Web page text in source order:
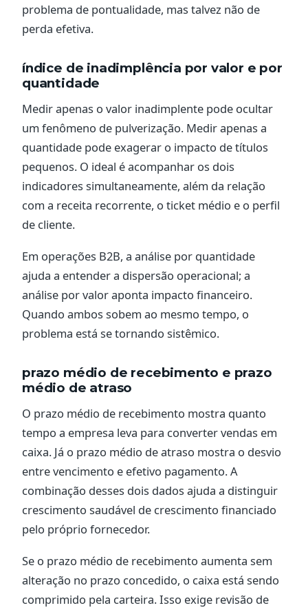
problema de pontualidade, mas talvez não de
perda efetiva.
índice de inadimplência por valor e por
quantidade
Medir apenas o valor inadimplente pode ocultar
um fenômeno de pulverização. Medir apenas a
quantidade pode exagerar o impacto de títulos
pequenos. O ideal é acompanhar os dois
indicadores simultaneamente, além da relação
com a receita recorrente, o ticket médio e o perfil
de cliente.
Em operações B2B, a análise por quantidade
ajuda a entender a dispersão operacional; a
análise por valor aponta impacto financeiro.
Quando ambos sobem ao mesmo tempo, o
problema está se tornando sistêmico.
prazo médio de recebimento e prazo
médio de atraso
O prazo médio de recebimento mostra quanto
tempo a empresa leva para converter vendas em
caixa. Já o prazo médio de atraso mostra o desvio
entre vencimento e efetivo pagamento. A
combinação desses dois dados ajuda a distinguir
crescimento saudável de crescimento financiado
pelo próprio fornecedor.
Se o prazo médio de recebimento aumenta sem
alteração no prazo concedido, o caixa está sendo
comprimido pela carteira. Isso exige revisão de